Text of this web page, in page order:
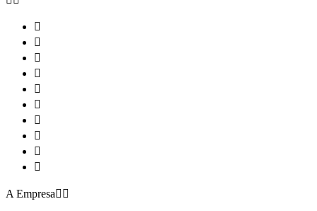










A Empresa 